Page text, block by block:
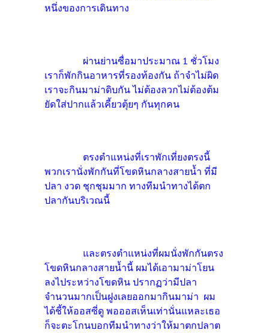
หนึ่งของการเดินทาง
ผ่านย่านซื่อมาประมาณ 1 ชั่วโมง
เราก็พักกินอาหารที่รองท้องกัน ถ้าจำไม่ผิด
เราจะกินมาม่าดิบกัน ไม่ต้องลวกไม่ต้องต้ม
ยัดใส่ปากแล้วเคี้ยวตุ้ยๆ กันทุกคน
ตรงตำแหน่งที่เราพักเที่ยงตรงนี้
พวกเรานั่งพักกันที่โขดหินกลางสายน้ำ ที่มี
ปลา งวด ชุกชุมมาก ทางทีมนำทางได้ตก
ปลากันบริเวณนี้
และตรงตำแหน่งที่ผมนั่งพักกันตรง
โขดหินกลางสายน้ำนี้ ผมได้เอามาม่าโยน
ลงไประหว่างโขดหิน ปรากฏว่ามีปลา
จำนวนมากเป็นฝูงเลยออกมากินมาม่า ผม
ได้ชี้ให้ออสซี่ดู พอออสเห็นเท่านั่นแหละเธอ
ก็จะตะโกนบอกทีมนำทางว่าให้มาตกปลาต